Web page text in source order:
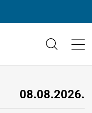
08.08.2026.